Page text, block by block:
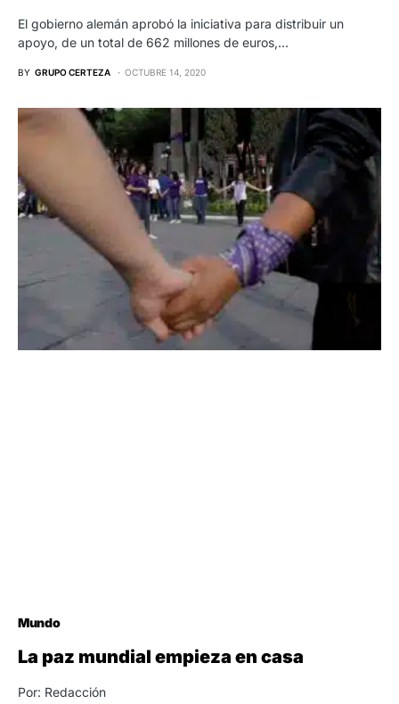
El gobierno alemán aprobó la iniciativa para distribuir un
apoyo, de un total de 662 millones de euros,…
BY GRUPO CERTEZA OCTUBRE 14, 2020
Mundo
La paz mundial empieza en casa
Por: Redacción